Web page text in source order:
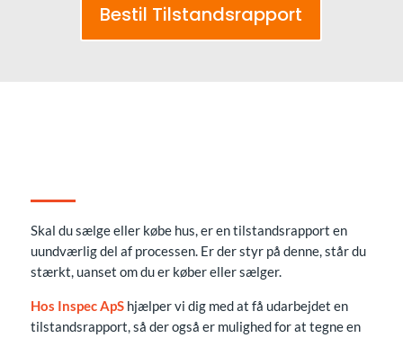
Bestil Tilstandsrapport
Skal du sælge eller købe hus, er en tilstandsrapport en
uundværlig del af processen. Er der styr på denne, står du
stærkt, uanset om du er køber eller sælger.
Hos Inspec ApShjælper vi dig med at få udarbejdet en
tilstandsrapport, så der også er mulighed for at tegne en